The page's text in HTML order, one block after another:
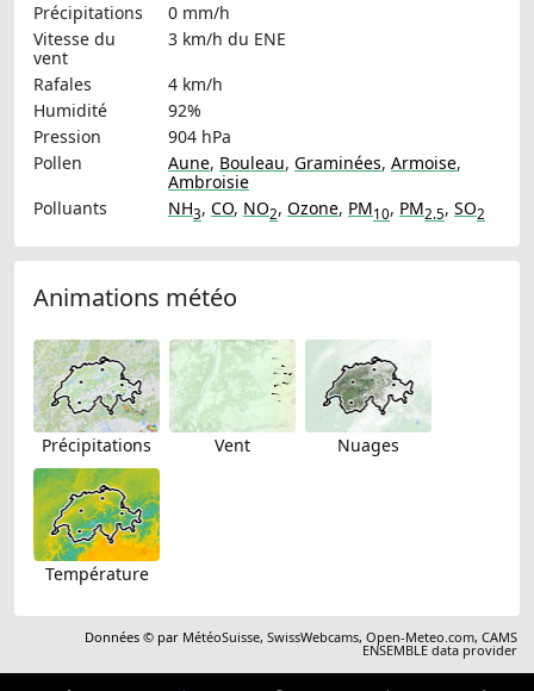
Précipitations
0 mm/h
Vitesse du
vent
3 km/h du ENE
Rafales
4 km/h
Humidité
92%
Pression
904 hPa
Pollen
Aune, Bouleau, Graminées, Armoise,
Ambroisie
Polluants
NH3, CO, NO2, Ozone, PM10, PM2.5, SO2
Animations météo
Précipitations Vent Nuages
Température
Données © par MétéoSuisse,SwissWebcams,Open-Meteo.com,CAMS
ENSEMBLE data provider